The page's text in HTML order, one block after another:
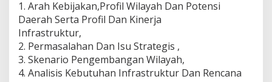
1. Arah Kebijakan,Profil Wilayah Dan Potensi
Daerah Serta Profil Dan Kinerja
Infrastruktur,
2. Permasalahan Dan Isu Strategis ,
3. Skenario Pengembangan Wilayah,
4. Analisis Kebutuhan Infrastruktur Dan Rencana